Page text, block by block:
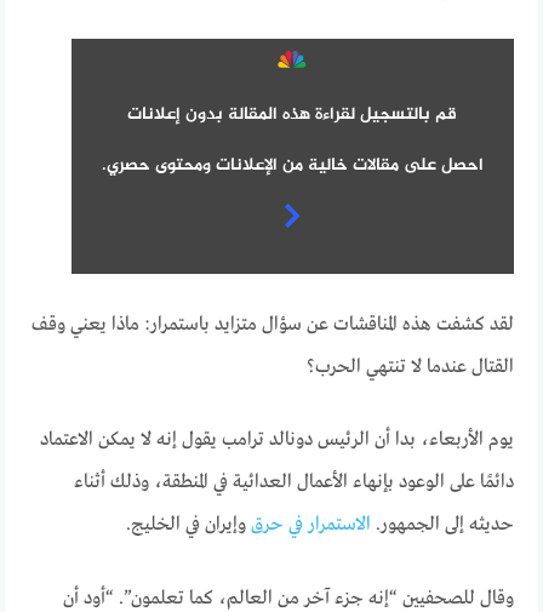
قم بالتسجيل لقراءة هذه المقالة بدون إعلانات
احصل على مقالات خالية من الإعلانات ومحتوى حصري.
لقد كشفت هذه المناقشات عن سؤال متزايد باستمرار: ماذا يعني وقف
القتال عندما لا تنتهي الحرب؟
يوم الأربعاء، بدا أن الرئيس دونالد ترامب يقول إنه لا يمكن الاعتماد
دائمًا على الوعود بإنهاء الأعمال العدائية في المنطقة، وذلك أثناء
حديثه إلى الجمهور. الاستمرار في حرق وإيران في الخليج.
وقال للصحفيين “إنه جزء آخر من العالم، كما تعلمون”. “أود أن